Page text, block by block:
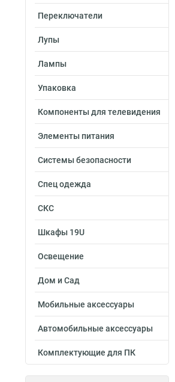
Переключатели
Лупы
Лампы
Упаковка
Компоненты для телевидения
Элементы питания
Системы безопасности
Спец одежда
СКС
Шкафы 19U
Освещение
Дом и Сад
Мобильные аксессуары
Автомобильные аксессуары
Комплектующие для ПК